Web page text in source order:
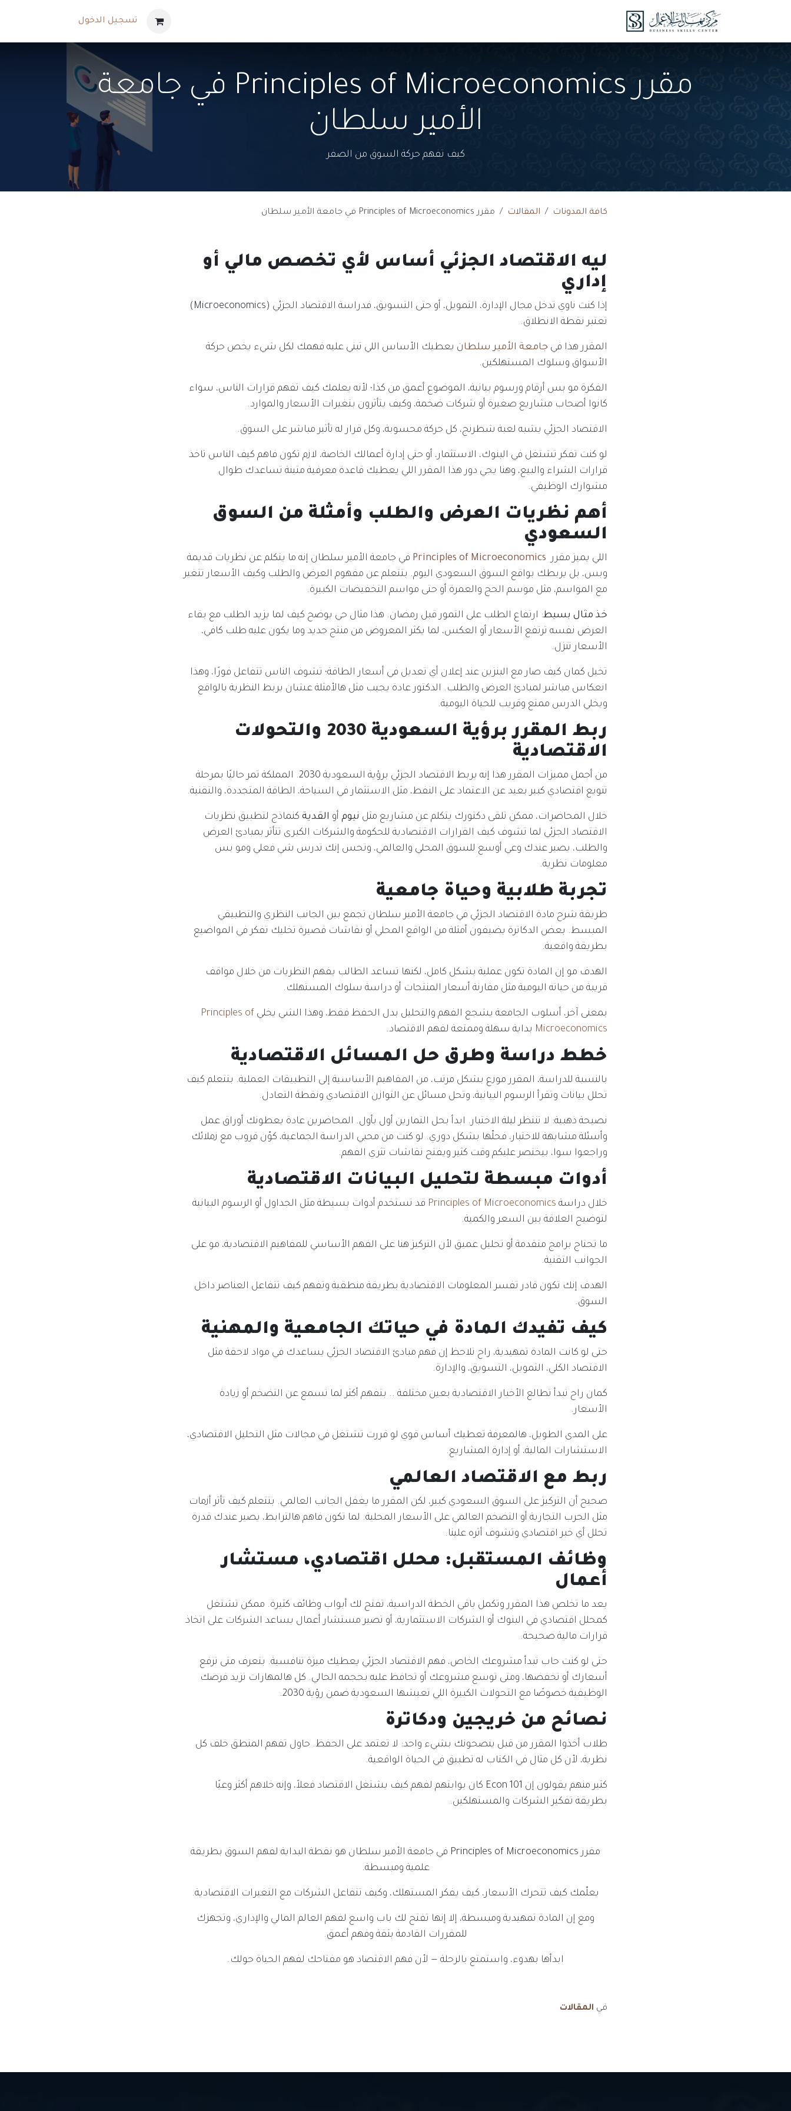
تسجيل الدخول
مقرر Principles of Microeconomics في جامعة
الأمير سلطان
كيف تفهم حركة السوق من الصفر
كافة المدونات المقالات مقرر Principles of Microeconomics في جامعة الأمير سلطان
ليه الاقتصاد الجزئي أساس لأي تخصص مالي أو
إداري
إذا كنت ناوي تدخل مجال الإدارة، التمويل، أو حتى التسويق، فدراسة الاقتصاد الجزئي (Microeconomics)
تعتبر نقطة الانطلاق.
المقرر هذا في جامعة الأمير سلطان يعطيك الأساس اللي تبني عليه فهمك لكل شيء يخص حركة
الأسواق وسلوك المستهلكين.
الفكرة مو بس أرقام ورسوم بيانية، الموضوع أعمق من كذا؛ لأنه يعلمك كيف تفهم قرارات الناس، سواء
كانوا أصحاب مشاريع صغيرة أو شركات ضخمة، وكيف يتأثرون بتغيرات الأسعار والموارد.
الاقتصاد الجزئي يشبه لعبة شطرنج، كل حركة محسوبة، وكل قرار له تأثير مباشر على السوق.
لو كنت تفكر تشتغل في البنوك، الاستثمار، أو حتى إدارة أعمالك الخاصة، لازم تكون فاهم كيف الناس تاخذ
قرارات الشراء والبيع، وهنا يجي دور هذا المقرر اللي يعطيك قاعدة معرفية متينة تساعدك طوال
مشوارك الوظيفي.
أهم نظريات العرض والطلب وأمثلة من السوق
السعودي
اللي يميز مقرر Principles of Microeconomics في جامعة الأمير سلطان إنه ما يتكلم عن نظريات قديمة
وبس، بل يربطك بواقع السوق السعودي اليوم. بتتعلم عن مفهوم العرض والطلب وكيف الأسعار تتغير
مع المواسم، مثل موسم الحج والعمرة أو حتى مواسم التخفيضات الكبيرة.
خذ مثال بسيط: ارتفاع الطلب على التمور قبل رمضان. هذا مثال حي يوضح كيف لما يزيد الطلب مع بقاء
العرض نفسه ترتفع الأسعار أو العكس، لما يكثر المعروض من منتج جديد وما يكون عليه طلب كافي،
الأسعار تنزل.
تخيل كمان كيف صار مع البنزين عند إعلان أي تعديل في أسعار الطاقة؛ تشوف الناس تتفاعل فورًا، وهذا
انعكاس مباشر لمبادئ العرض والطلب. الدكتور عادة يجيب مثل هالأمثلة عشان يربط النظرية بالواقع
ويخلي الدرس ممتع وقريب للحياة اليومية.
ربط المقرر برؤية السعودية 2030 والتحولات
الاقتصادية
من أجمل مميزات المقرر هذا إنه يربط الاقتصاد الجزئي برؤية السعودية 2030. المملكة تمر حاليًا بمرحلة
تنويع اقتصادي كبير بعيد عن الاعتماد على النفط، مثل الاستثمار في السياحة، الطاقة المتجددة، والتقنية.
خلال المحاضرات، ممكن تلقى دكتورك يتكلم عن مشاريع مثل نيوم أو القدية كنماذج لتطبيق نظريات
الاقتصاد الجزئي لما تشوف كيف القرارات الاقتصادية للحكومة والشركات الكبرى تتأثر بمبادئ العرض
والطلب، يصير عندك وعي أوسع للسوق المحلي والعالمي، وتحس إنك تدرس شي فعلي ومو بس
معلومات نظرية.
تجربة طلابية وحياة جامعية
طريقة شرح مادة الاقتصاد الجزئي في جامعة الأمير سلطان تجمع بين الجانب النظري والتطبيقي
المبسط. بعض الدكاترة يضيفون أمثلة من الواقع المحلي أو نقاشات قصيرة تخليك تفكر في المواضيع
بطريقة واقعية.
الهدف مو إن المادة تكون عملية بشكل كامل، لكنها تساعد الطالب يفهم النظريات من خلال مواقف
قريبة من حياته اليومية مثل مقارنة أسعار المنتجات أو دراسة سلوك المستهلك.
بمعنى آخر، أسلوب الجامعة يشجع الفهم والتحليل بدل الحفظ فقط، وهذا الشي يخلي Principles of
Microeconomics بداية سهلة وممتعة لفهم الاقتصاد.
خطط دراسة وطرق حل المسائل الاقتصادية
بالنسبة للدراسة، المقرر موزع بشكل مرتب، من المفاهيم الأساسية إلى التطبيقات العملية. بتتعلم كيف
تحلل بيانات وتقرأ الرسوم البيانية، وتحل مسائل عن التوازن الاقتصادي ونقطة التعادل.
نصيحة ذهبية: لا تنتظر ليلة الاختبار. ابدأ بحل التمارين أول بأول. المحاضرين عادة يعطونك أوراق عمل
وأسئلة مشابهة للاختبار، فحلّها بشكل دوري. لو كنت من محبي الدراسة الجماعية، كوّن قروب مع زملائك
وراجعوا سوا، بيختصر عليكم وقت كثير ويفتح نقاشات تثري الفهم.
أدوات مبسطة لتحليل البيانات الاقتصادية
خلال دراسة Principles of Microeconomics قد تستخدم أدوات بسيطة مثل الجداول أو الرسوم البيانية
لتوضيح العلاقة بين السعر والكمية.
ما تحتاج برامج متقدمة أو تحليل عميق لأن التركيز هنا على الفهم الأساسي للمفاهيم الاقتصادية، مو على
الجوانب التقنية.
الهدف إنك تكون قادر تفسر المعلومات الاقتصادية بطريقة منطقية وتفهم كيف تتفاعل العناصر داخل
السوق.
كيف تفيدك المادة في حياتك الجامعية والمهنية
حتى لو كانت المادة تمهيدية، راح تلاحظ إن فهم مبادئ الاقتصاد الجزئي يساعدك في مواد لاحقة مثل
الاقتصاد الكلي، التمويل، التسويق، والإدارة.
كمان راح تبدأ تطالع الأخبار الاقتصادية بعين مختلفة .. بتفهم أكثر لما تسمع عن التضخم أو زيادة
الأسعار.
على المدى الطويل، هالمعرفة تعطيك أساس قوي لو قررت تشتغل في مجالات مثل التحليل الاقتصادي،
الاستشارات المالية، أو إدارة المشاريع.
ربط مع الاقتصاد العالمي
صحيح أن التركيز على السوق السعودي كبير، لكن المقرر ما يغفل الجانب العالمي. بتتعلم كيف تأثر أزمات
مثل الحرب التجارية أو التضخم العالمي على الأسعار المحلية. لما تكون فاهم هالترابط، يصير عندك قدرة
تحلل أي خبر اقتصادي وتشوف أثره علينا.
وظائف المستقبل: محلل اقتصادي، مستشار
أعمال
بعد ما تخلص هذا المقرر وتكمل باقي الخطة الدراسية، تفتح لك أبواب وظائف كثيرة. ممكن تشتغل
كمحلل اقتصادي في البنوك أو الشركات الاستثمارية، أو تصير مستشار أعمال يساعد الشركات على اتخاذ
قرارات مالية صحيحة.
حتى لو كنت حاب تبدأ مشروعك الخاص، فهم الاقتصاد الجزئي يعطيك ميزة تنافسية. بتعرف متى ترفع
أسعارك أو تخفضها، ومتى توسع مشروعك أو تحافظ عليه بحجمه الحالي. كل هالمهارات تزيد فرصك
الوظيفية خصوصًا مع التحولات الكبيرة اللي تعيشها السعودية ضمن رؤية 2030.
نصائح من خريجين ودكاترة
طلاب أخذوا المقرر من قبل ينصحونك بشيء واحد: لا تعتمد على الحفظ. حاول تفهم المنطق خلف كل
نظرية، لأن كل مثال في الكتاب له تطبيق في الحياة الواقعية.
كثير منهم يقولون إن Econ 101 كان بوابتهم لفهم كيف يشتغل الاقتصاد فعلاً، وإنه خلاهم أكثر وعيًا
بطريقة تفكير الشركات والمستهلكين.
مقرر Principles of Microeconomics في جامعة الأمير سلطان هو نقطة البداية لفهم السوق بطريقة
علمية ومبسطة.
يعلّمك كيف تتحرك الأسعار، كيف يفكر المستهلك، وكيف تتفاعل الشركات مع التغيرات الاقتصادية.
ومع إن المادة تمهيدية ومبسطة، إلا إنها تفتح لك باب واسع لفهم العالم المالي والإداري، وتجهزك
للمقررات القادمة بثقة وفهم أعمق.
ابدأها بهدوء، واستمتع بالرحلة — لأن فهم الاقتصاد هو مفتاحك لفهم الحياة حولك.
في المقالات